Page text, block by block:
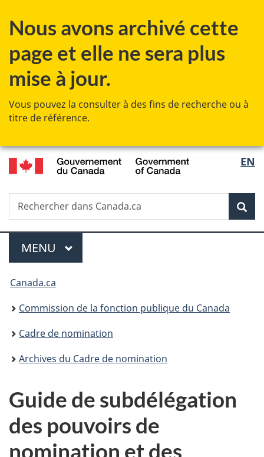
Nous avons archivé cette
page et elle ne sera plus
mise à jour.
Vous pouvez la consulter à des fins de recherche ou à
titre de référence.
au
principal
à
Au
»
à
version
de
la
EN
Recherche
Rechercher
dans
Menu
MENU PRINCIPAL
Vous
êtes
ici :
Canada.ca
Commission de la fonction publique du Canada
Cadre de nomination
Archives du Cadre de nomination
Guide de subdélégation
des pouvoirs de
nomination et des